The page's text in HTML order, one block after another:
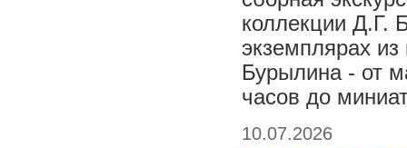
коллекции Д.Г.
экземплярах
Бурылина - от
часов до
10.07.2026